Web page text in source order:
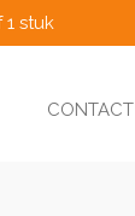
stuk
CONTACT